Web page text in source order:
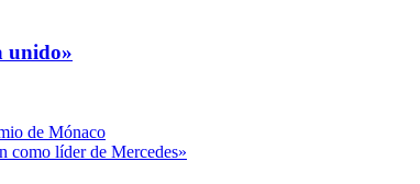
unido»
de Mónaco
como líder de Mercedes»